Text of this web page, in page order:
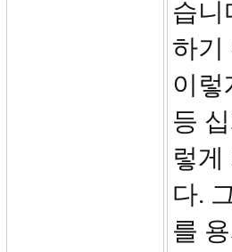
습니
하기
이렇
등
렇
다.
를